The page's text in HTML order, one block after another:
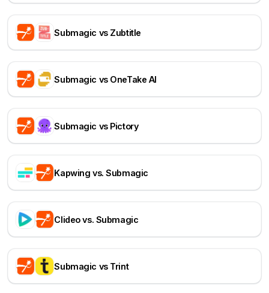
Submagic vs Zubtitle
Submagic vs OneTake AI
Submagic vs Pictory
Kapwing vs. Submagic
Clideo vs. Submagic
Submagic vs Trint